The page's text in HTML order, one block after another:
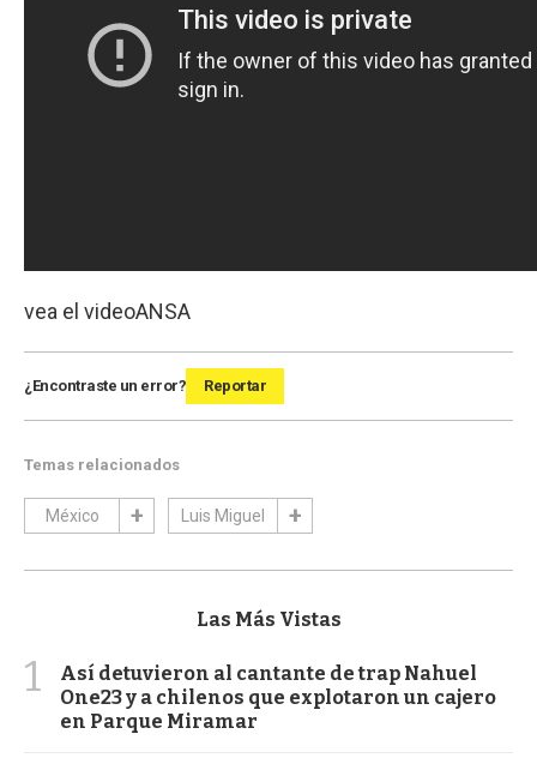
vea el videoANSA
¿Encontraste un error? Reportar
Temas relacionados
México Luis Miguel
Las Más Vistas
1
Así detuvieron al cantante de trap Nahuel
One23 y a chilenos que explotaron un cajero
en Parque Miramar